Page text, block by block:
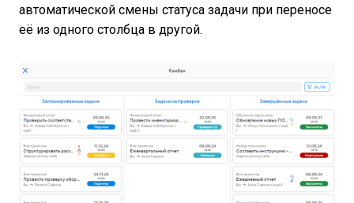
автоматической смены статуса задачи при переносе
её из одного столбца в другой.